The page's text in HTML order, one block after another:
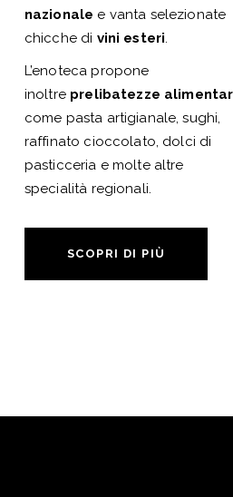
nazionale e vanta selezionate
chicche di vini esteri.
L’enoteca propone
inoltre prelibatezze
come pasta artigianale, sughi,
raffinato cioccolato, dolci di
pasticceria e molte altre
specialità regionali.
SCOPRI DI PIÙ